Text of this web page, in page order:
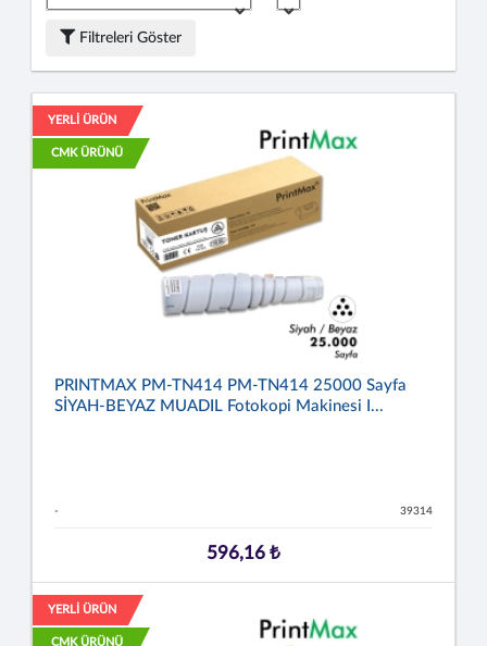
Filtreleri Göster
YERLİ ÜRÜN
CMK ÜRÜNÜ
PRINTMAX PM-TN414 PM-TN414 25000 Sayfa
SİYAH-BEYAZ MUADIL Fotokopi Makinesi I...
- 39314
596,16 ₺
YERLİ ÜRÜN
CMK ÜRÜNÜ